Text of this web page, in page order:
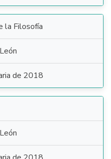
la Filosofía
de 2018